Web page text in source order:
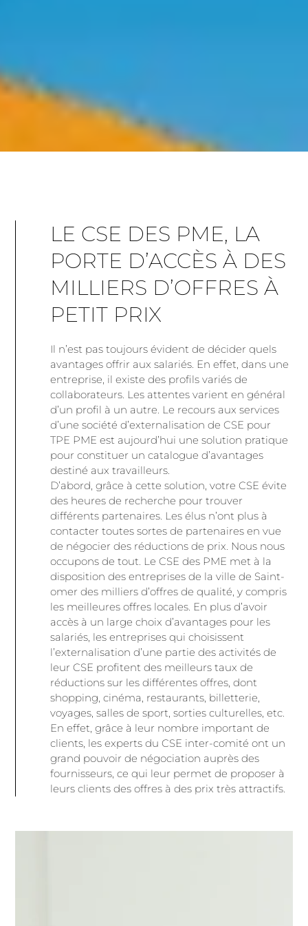
LE CSE DES PME, LA
PORTE D’ACCÈS À DES
MILLIERS D’OFFRES À
PETIT PRIX
Il n’est pas toujours évident de décider quels
avantages offrir aux salariés. En effet, dans une
entreprise, il existe des profils variés de
collaborateurs. Les attentes varient en général
d’un profil à un autre. Le recours aux services
d’une société d’externalisation de CSE pour
TPE PME est aujourd’hui une solution pratique
pour constituer un catalogue d’avantages
destiné aux travailleurs.
D’abord, grâce à cette solution, votre CSE évite
des heures de recherche pour trouver
différents partenaires. Les élus n’ont plus à
contacter toutes sortes de partenaires en vue
de négocier des réductions de prix. Nous nous
occupons de tout. Le CSE des PME met à la
disposition des entreprises de la ville de Saint-
omer des milliers d’offres de qualité, y compris
les meilleures offres locales. En plus d’avoir
accès à un large choix d’avantages pour les
salariés, les entreprises qui choisissent
l’externalisation d’une partie des activités de
leur CSE profitent des meilleurs taux de
réductions sur les différentes offres, dont
shopping, cinéma, restaurants, billetterie,
voyages, salles de sport, sorties culturelles, etc.
En effet, grâce à leur nombre important de
clients, les experts du CSE inter-comité ont un
grand pouvoir de négociation auprès des
fournisseurs, ce qui leur permet de proposer à
leurs clients des offres à des prix très attractifs.